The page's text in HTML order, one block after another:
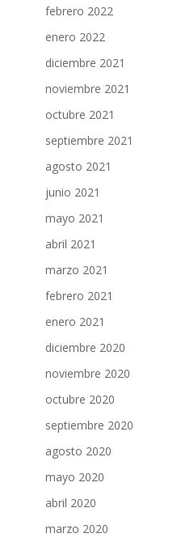
febrero 2022
enero 2022
diciembre 2021
noviembre 2021
octubre 2021
septiembre 2021
agosto 2021
junio 2021
mayo 2021
abril 2021
marzo 2021
febrero 2021
enero 2021
diciembre 2020
noviembre 2020
octubre 2020
septiembre 2020
agosto 2020
mayo 2020
abril 2020
marzo 2020